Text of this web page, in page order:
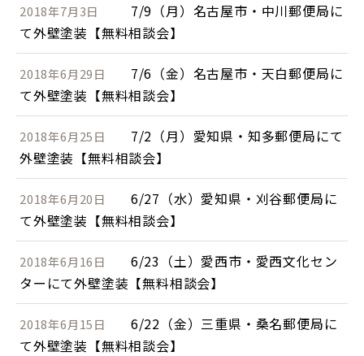
2018年7月3日
7/9（月）名古屋市・中川郵便局に
て外壁塗装【無料相談会】
2018年6月29日
7/6（金）名古屋市・天白郵便局に
て外壁塗装【無料相談会】
2018年6月25日
7/2（月）愛知県・知多郵便局にて
外壁塗装【無料相談会】
2018年6月20日
6/27（水）愛知県・刈谷郵便局に
て外壁塗装【無料相談会】
2018年6月16日
6/23（土）愛西市・愛西文化セン
ターにて外壁塗装【無料相談会】
2018年6月15日
6/22（金）三重県・桑名郵便局に
て外壁塗装【無料相談会】